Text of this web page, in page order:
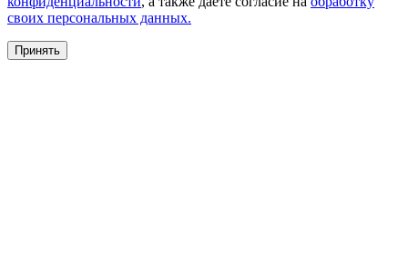
своих персональных данных.
Принять